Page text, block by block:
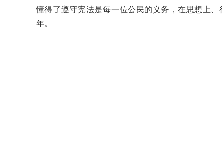
懂得了遵守宪法是每一位公民的义务，在思想上
年。